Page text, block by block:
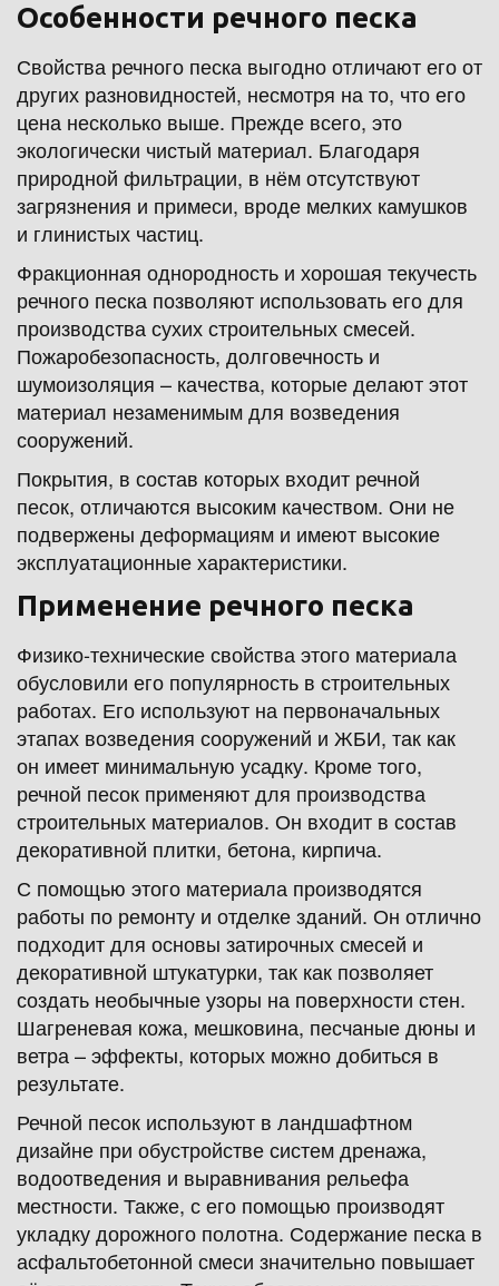
Особенности речного песка
Свойства речного песка выгодно отличают его от
других разновидностей, несмотря на то, что его
цена несколько выше. Прежде всего, это
экологически чистый материал. Благодаря
природной фильтрации, в нём отсутствуют
загрязнения и примеси, вроде мелких камушков
и глинистых частиц.
Фракционная однородность и хорошая текучесть
речного песка позволяют использовать его для
производства сухих строительных смесей.
Пожаробезопасность, долговечность и
шумоизоляция – качества, которые делают этот
материал незаменимым для возведения
сооружений.
Покрытия, в состав которых входит речной
песок, отличаются высоким качеством. Они не
подвержены деформациям и имеют высокие
эксплуатационные характеристики.
Применение речного песка
Физико-технические свойства этого материала
обусловили его популярность в строительных
работах. Его используют на первоначальных
этапах возведения сооружений и ЖБИ, так как
он имеет минимальную усадку. Кроме того,
речной песок применяют для производства
строительных материалов. Он входит в состав
декоративной плитки, бетона, кирпича.
С помощью этого материала производятся
работы по ремонту и отделке зданий. Он отлично
подходит для основы затирочных смесей и
декоративной штукатурки, так как позволяет
создать необычные узоры на поверхности стен.
Шагреневая кожа, мешковина, песчаные дюны и
ветра – эффекты, которых можно добиться в
результате.
Речной песок используют в ландшафтном
дизайне при обустройстве систем дренажа,
водоотведения и выравнивания рельефа
местности. Также, с его помощью производят
укладку дорожного полотна. Содержание песка в
асфальтобетонной смеси значительно повышает